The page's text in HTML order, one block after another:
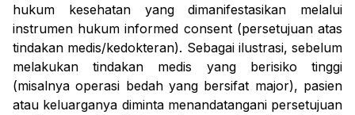
hukum kesehatan yang dimanifestasikan melalui
instrumen hukuminformed consent (persetujuan atas
tindakan medis/kedokteran). Sebagai ilustrasi, sebelum
melakukan tindakan medis yang berisiko tinggi
(misalnya operasi bedah yang bersifat major), pasien
atau keluarganya diminta menandatangani persetujuan